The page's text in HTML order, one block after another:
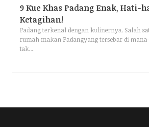
9 Kue Khas Padang Enak, Hati-
Ketagihan!
Padang terkenal dengan kulinernya. Salah
rumah makan Padangyang tersebar di
tak...